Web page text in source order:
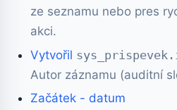
ze seznamu nebo pres
akci.
Vytvořil
Autor záznamu (auditní
Začátek - datum